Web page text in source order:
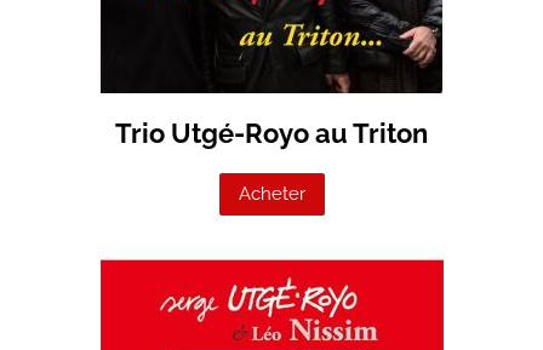
Trio Utgé-Royo au Triton
Acheter